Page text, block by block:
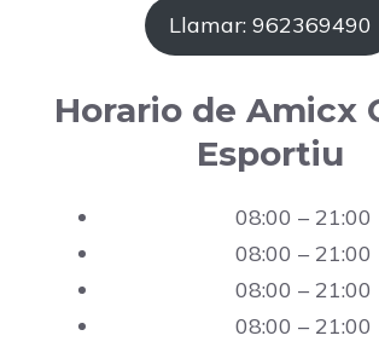
Llamar: 962369490
Horario de Amicx
Esportiu
08:00 – 21:00
08:00 – 21:00
08:00 – 21:00
08:00 – 21:00